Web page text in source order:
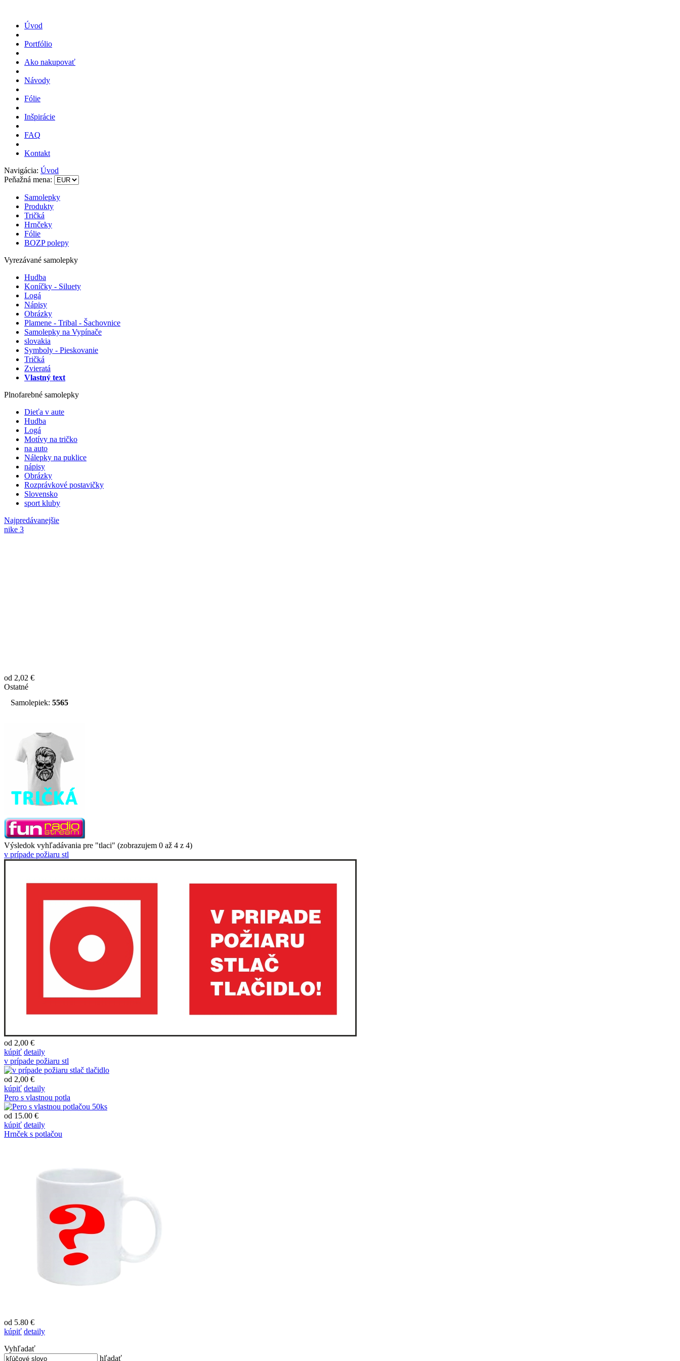
Úvod
Portfólio
Ako nakupovať
Návody
Fólie
Inšpirácie
FAQ
Kontakt
Navigácia: Úvod
Peňažná mena:
Samolepky
Produkty
Tričká
Hrnčeky
Fólie
BOZP polepy
Vyrezávané samolepky
Hudba
Koníčky - Siluety
Logá
Nápisy
Obrázky
Plamene - Tribal - Šachovnice
Samolepky na Vypínače
slovakia
Symboly - Pieskovanie
Tričká
Zvieratá
Vlastný text
Plnofarebné samolepky
Dieťa v aute
Hudba
Logá
Motívy na tričko
na auto
Nálepky na puklice
nápisy
Obrázky
Rozprávkové postavičky
Slovensko
sport kluby
Najpredávanejšie
nike 3
od 2,02 €
Ostatné
Samolepiek: 5565
Výsledok vyhľadávania pre "tlaci" (zobrazujem 0 až 4 z 4)
v prípade požiaru stl
od 2,00 €
kúpiť detaily
v prípade požiaru stl
od 2,00 €
kúpiť detaily
Pero s vlastnou potla
od 15.00 €
kúpiť detaily
Hrnček s potlačou
od 5.80 €
kúpiť detaily
Vyhľadať
hľadať